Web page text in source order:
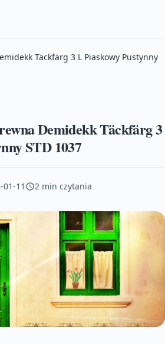
Täckfärg 3 L Piaskowy Pustynny
Demidekk Täckfärg 3
STD 1037
01-11 2 min czytania